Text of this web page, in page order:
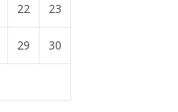
22 23
29 30